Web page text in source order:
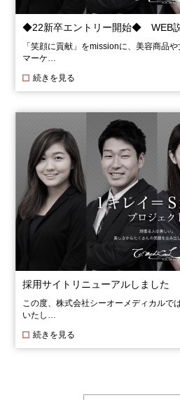
◆22新卒エントリー開始◆ WEB説
「笑顔に貢献」をmissionに、美容商品
マーケ…
続きを見る
採用サイトリニューアルしました
この度、株式会社シーオーメディカルで
いたし…
続きを見る